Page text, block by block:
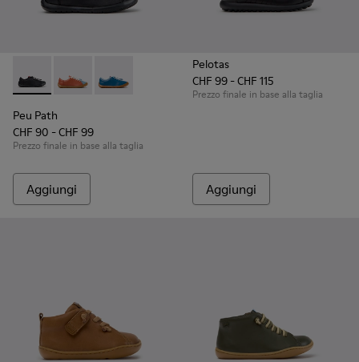
Peu Path - K800707-007 - Sneakers in pelle nere per
Peu Path - K800707-008 - Sneakers in pelle
Peu Path - K800707-002 - Sneakers in pelle
Peu Path
CHF 90 - CHF 99
Prezzo finale in base alla taglia
Aggiungi
Pelotas
CHF 99 - CHF 115
Prezzo finale in base alla taglia
Aggiungi